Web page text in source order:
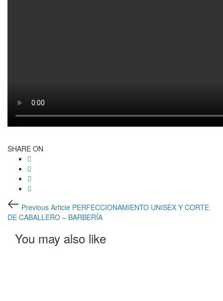
SHARE ON
Post
navigation
Previous
Article
Previous Article PERFECCIONAMIENTO UNISEX Y CORTE
DE CABALLERO – BARBERÍA
You may also like